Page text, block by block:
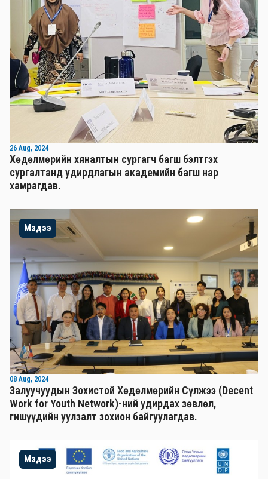
26 Aug, 2024
Хөдөлмөрийн хяналтын сургагч багш бэлтгэх
сургалтанд удирдлагын академийн багш нар
хамрагдав.
Мэдээ
08 Aug, 2024
Залуучуудын Зохистой Хөдөлмөрийн Сүлжээ (Decent
Work for Youth Network)-ний удирдах зөвлөл,
гишүүдийн уулзалт зохион байгуулагдав.
Мэдээ